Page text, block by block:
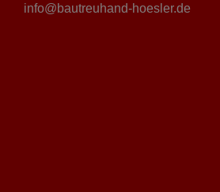
info@bautreuhand-hoesler.de